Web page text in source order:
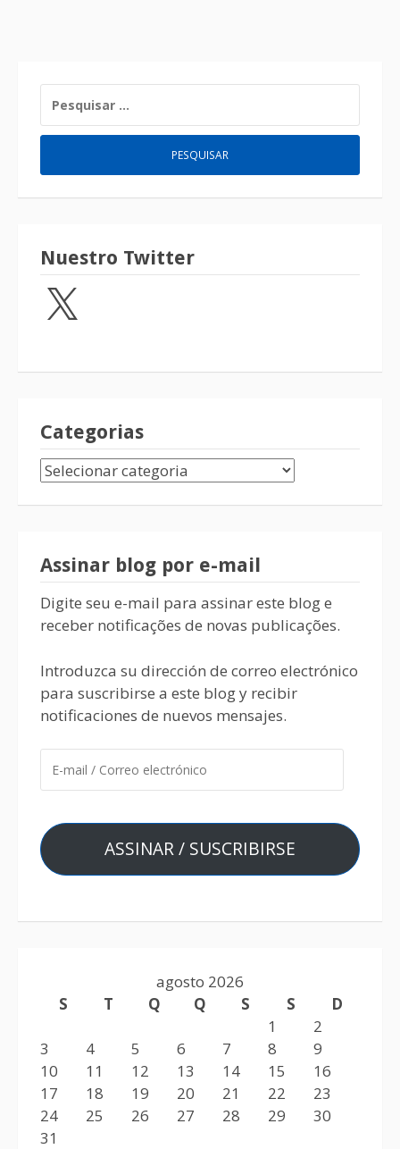
Nuestro Twitter
Categorias
Assinar blog por e-mail
Digite seu e-mail para assinar este blog e
receber notificações de novas publicações.
Introduzca su dirección de correo electrónico
para suscribirse a este blog y recibir
notificaciones de nuevos mensajes.
ASSINAR / SUSCRIBIRSE
agosto 2026
S
T Q Q S S
D
1
2
3
4 5 6 7 8
9
10
11 12 13 14 15
16
17
18 19 20 21 22
23
24
25 26 27 28 29
30
31